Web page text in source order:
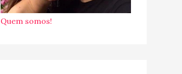
Quem somos!